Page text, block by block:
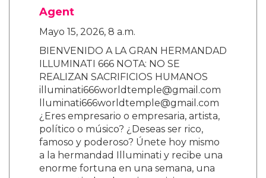
Agent
Mayo 15, 2026, 8 a.m.
BIENVENIDO A LA GRAN HERMANDAD
ILLUMINATI 666 NOTA: NO SE
REALIZAN SACRIFICIOS HUMANOS
illuminati666worldtemple@gmail.com
lluminati666worldtemple@gmail.com
¿Eres empresario o empresaria, artista,
político o músico? ¿Deseas ser rico,
famoso y poderoso? Únete hoy mismo
a la hermandad Illuminati y recibe una
enorme fortuna en una semana, una